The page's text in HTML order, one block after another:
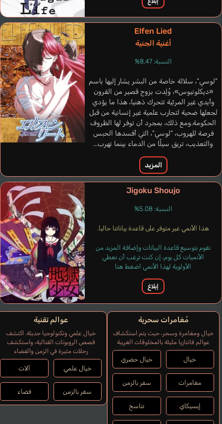
Elfen Lied
أغنية الجنية
النسبة: 8.47%
“لوسي“، سلالة خاصة من البشر يشار إليها باسم
«ديكلونيوس»، وُلِدت بزوج قصير من القرون
وأيدي غير المرئية تتحرك ذهنيا، هذا ما يؤدي
لجعلها ضحية لتجارب علمية غير إنسانية من قبل
الحكومة.ومع ذلك، بمجرد أن توفر لها الظروف
فرصة للهروب، “لوسي“، التي أفسدها الحبس
والتعذيب، تريق سيلًا من الدماء بينما تهرب...
المزيد
Jigoku Shoujo
النسبة: 5.08%
هذا الأنمي غير متوفر على قاعدة بياناتنا حاليا.
نقوم بتوسيع قاعدة البيانات وإضافة المزيد من
الأنميات كل يوم، إن كنت ترغب أن نعطي
الأولوية لهذا الأنمي اضغط هنا
إبلاغ
مُغامرات سحرية
خيال ومغامرة وسحر، حيث يتم استكشاف
عوالم فانتازيا مليئة بالمخلوقات الغريبة
خيال خيال حضري
مغامرات سفر بالزمن
إيسيكاي تناسخ
عوالم تقنية
خيال علمي وتكنولوجيا حديثة. اكتشف
قصص الروبوتات القتالية، واستكشف
رحلات مثيرة في الزمن والفضاء
خيال علمي آلات
سفر بالزمن فضاء